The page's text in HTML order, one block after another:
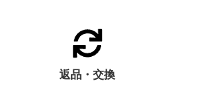
返品・交換